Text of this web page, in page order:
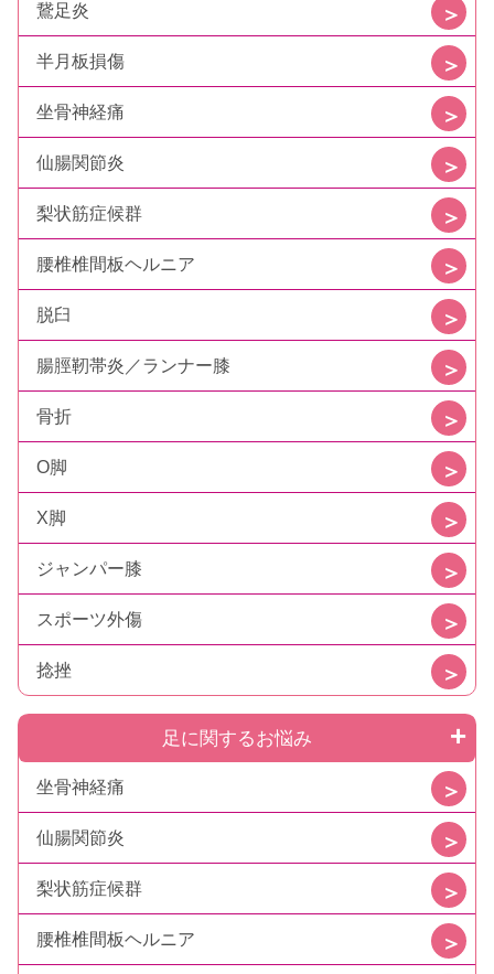
鵞足炎
半月板損傷
坐骨神経痛
仙腸関節炎
梨状筋症候群
腰椎椎間板ヘルニア
脱臼
腸脛靭帯炎／ランナー膝
骨折
O脚
X脚
ジャンパー膝
スポーツ外傷
捻挫
足に関するお悩み
坐骨神経痛
仙腸関節炎
梨状筋症候群
腰椎椎間板ヘルニア